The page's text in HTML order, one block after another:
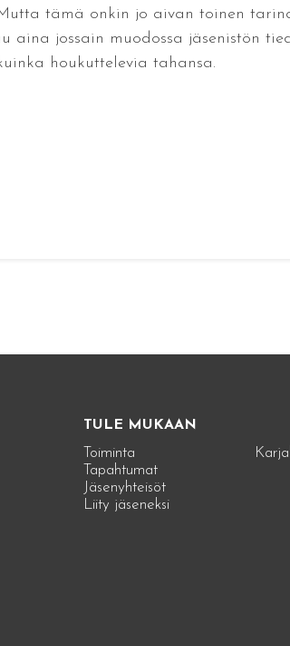
tämä onkin jo aivan toinen
aina jossain muodossa jäsenistön
houkuttelevia tahansa.
TULE MUKAAN
Toiminta
Tapahtumat
Jäsenyhteisöt
Liity jäseneksi